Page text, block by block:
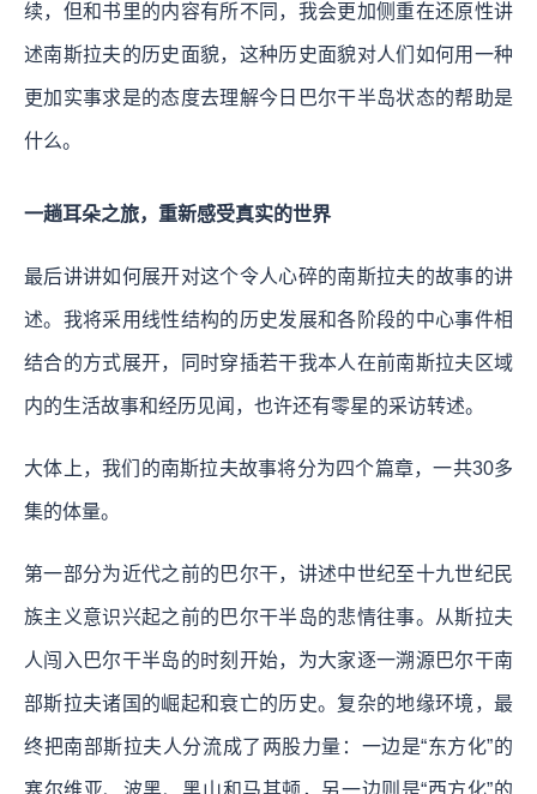
续，但和书里的内容有所不同，我会更加侧重在还原性讲
述南斯拉夫的历史面貌，这种历史面貌对人们如何用一种
更加实事求是的态度去理解今日巴尔干半岛状态的帮助是
什么。
一趟耳朵之旅，重新感受真实的世界
最后讲讲如何展开对这个令人心碎的南斯拉夫的故事的讲
述。我将采用线性结构的历史发展和各阶段的中心事件相
结合的方式展开，同时穿插若干我本人在前南斯拉夫区域
内的生活故事和经历见闻，也许还有零星的采访转述。
大体上，我们的南斯拉夫故事将分为四个篇章，一共30多
集的体量。
第一部分为近代之前的巴尔干，讲述中世纪至十九世纪民
族主义意识兴起之前的巴尔干半岛的悲情往事。从斯拉夫
人闯入巴尔干半岛的时刻开始，为大家逐一溯源巴尔干南
部斯拉夫诸国的崛起和衰亡的历史。复杂的地缘环境，最
终把南部斯拉夫人分流成了两股力量：一边是“东方化”的